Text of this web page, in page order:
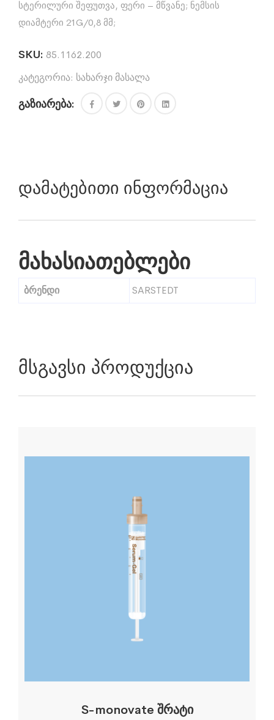
სტერილური შეფუთვა, ფერი – მწვანე; ნემსის
დიამტერი 21G/0,8 მმ;
SKU: 85.1162.200
კატეგორია: სახარჯი მასალა
გაზიარება:
Დამატებითი Ინფორმაცია
მახასიათებლები
ბრენდი SARSTEDT
Მსგავსი Პროდუქცია
S-monovate შრატი